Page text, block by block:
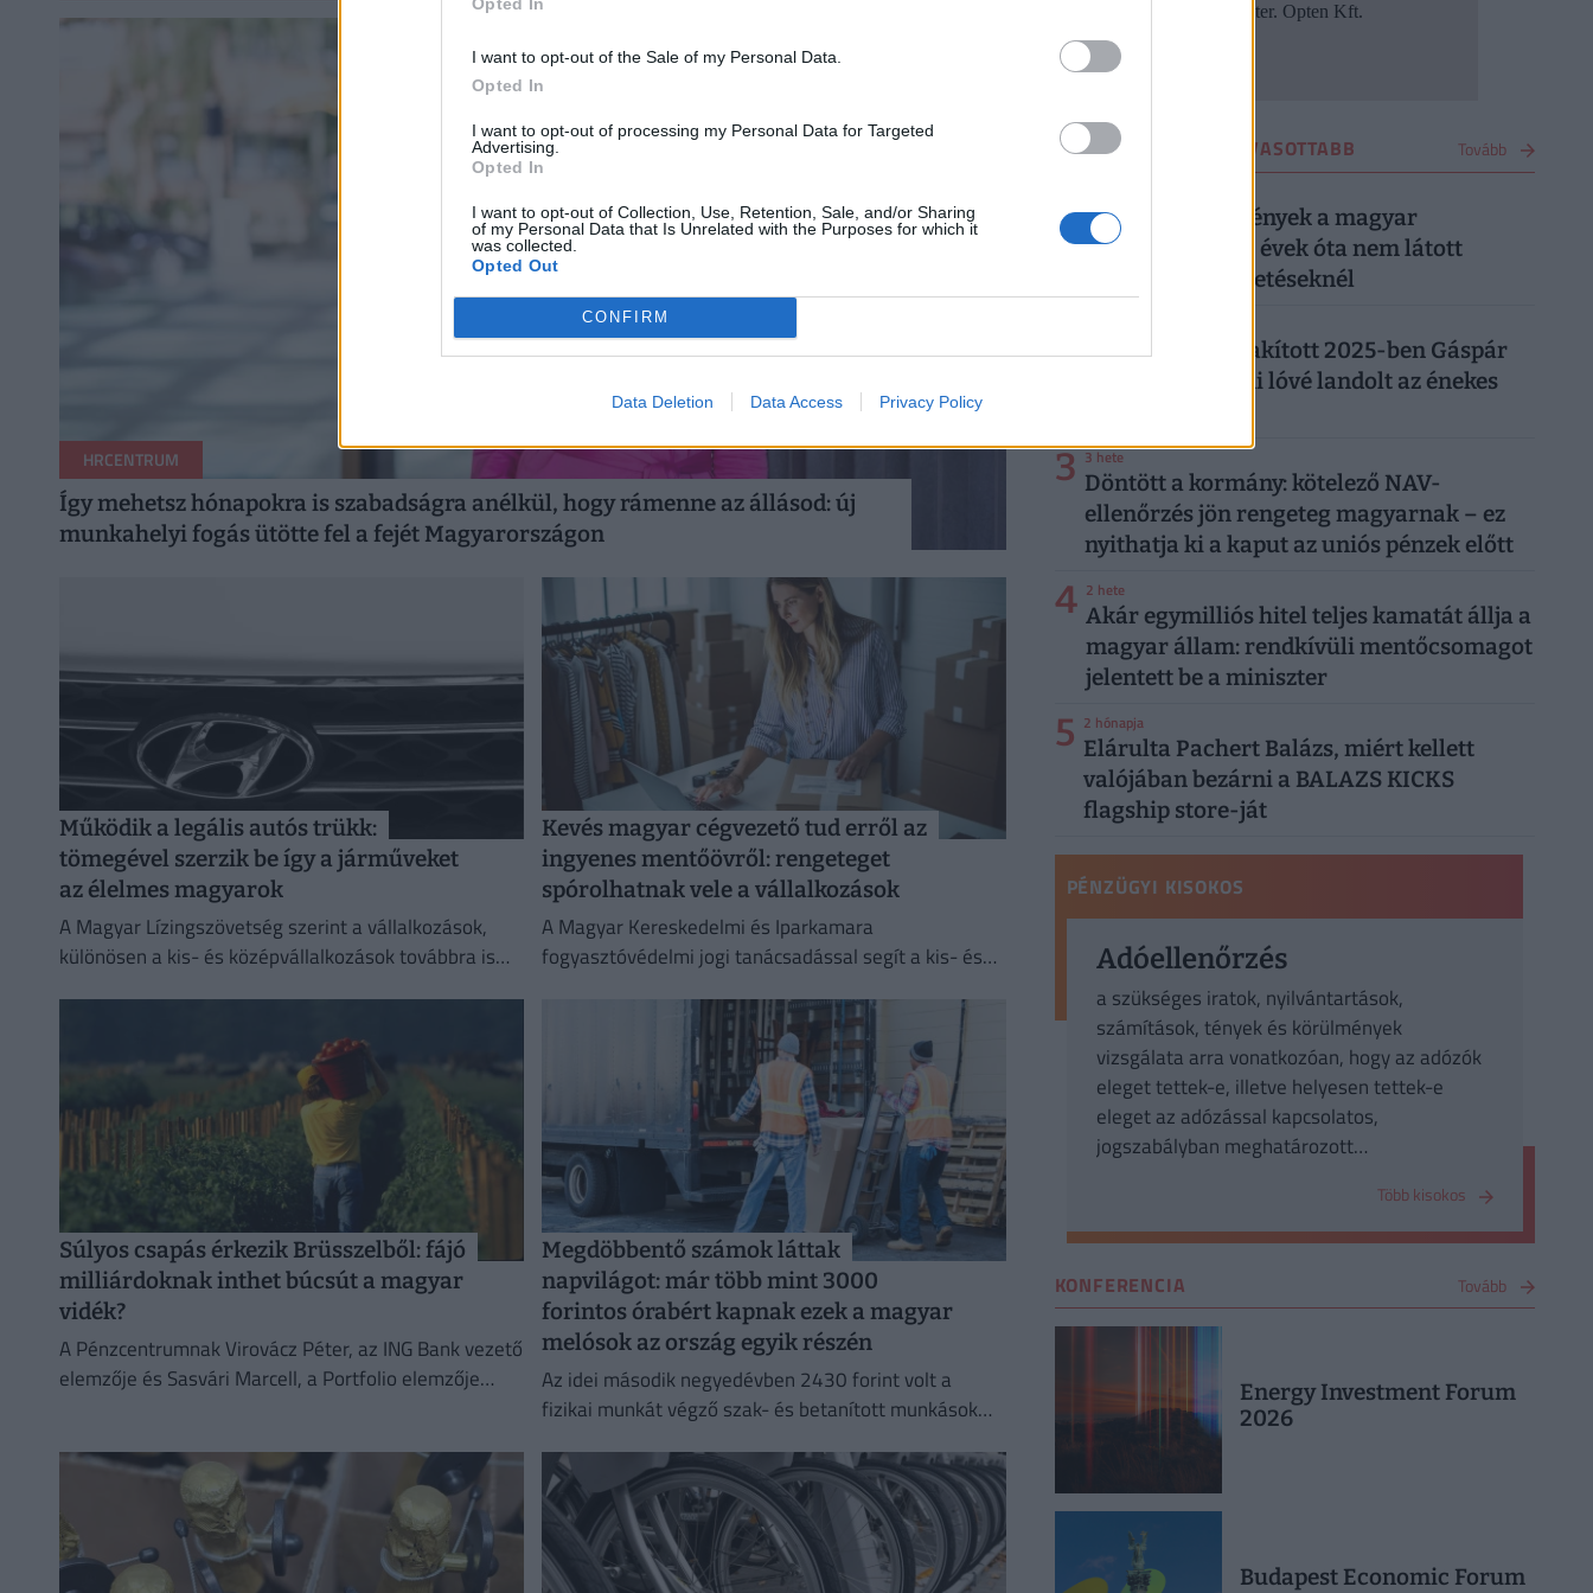
I want to opt-out of the Sale of my Personal Data.
Opted In
I want to opt-out of processing my Personal Data for Targeted
Advertising.
Opted In
I want to opt-out of Collection, Use, Retention, Sale, and/or Sharing
of my Personal Data that Is Unrelated with the Purposes for which it
was collected.
Opted Out
CONFIRM
Data Deletion Data Access Privacy Policy
HRCENTRUM
Így mehetsz hónapokra is szabadságra anélkül, hogy rámenne az állásod: új
munkahelyi fogás ütötte fel a fejét Magyarországon
Működik a legális autós trükk:
tömegével szerzik be így a járműveket
az élelmes magyarok
A Magyar Lízingszövetség szerint a vállalkozások,
különösen a kis- és középvállalkozások továbbra is
Kevés magyar cégvezető tud erről az
ingyenes mentőövről: rengeteget
spórolhatnak vele a vállalkozások
A Magyar Kereskedelmi és Iparkamara
fogyasztóvédelmi jogi tanácsadással segít a kis- és
Súlyos csapás érkezik Brüsszelből: fájó
milliárdoknak inthet búcsút a magyar
vidék?
A Pénzcentrumnak Virovácz Péter, az ING Bank vezető
elemzője és Sasvári Marcell, a Portfolio elemzője
Megdöbbentő számok láttak
napvilágot: már több mint 3000
forintos órabért kapnak ezek a magyar
melósok az ország egyik részén
Az idei második negyedévben 2430 forint volt a
fizikai munkát végző szak- és betanított munkások
VÁLLALKOZÁS LEGOLVASOTTABB Tovább
1 Elszálltak a remények a magyar
munkahelyeken: évek óta nem látott
fordulat jön a fizetéseknél
Ekkora pénzt szakított 2025-ben Gáspár
Laci: nem semmi lóvé landolt az énekes
3 3 hete
Döntött a kormány: kötelező NAV-
ellenőrzés jön rengeteg magyarnak – ez
nyithatja ki a kaput az uniós pénzek előtt
4 2 hete
Akár egymilliós hitel teljes kamatát állja a
magyar állam: rendkívüli mentőcsomagot
jelentett be a miniszter
5 2 hónapja
Elárulta Pachert Balázs, miért kellett
valójában bezárni a BALAZS KICKS
flagship store-ját
PÉNZÜGYI KISOKOS
Adóellenőrzés
a szükséges iratok, nyilvántartások,
számítások, tények és körülmények
vizsgálata arra vonatkozóan, hogy az adózók
eleget tettek-e, illetve helyesen tettek-e
eleget az adózással kapcsolatos,
jogszabályban meghatározott
Több kisokos
KONFERENCIA Tovább
Energy Investment Forum
2026
Budapest Economic Forum